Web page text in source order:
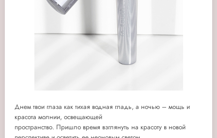
Днем твои глаза как тихая водная гладь, а ночью – мощь и
красота молнии, освещающей
пространство. Пришло время взглянуть на красоту в новой